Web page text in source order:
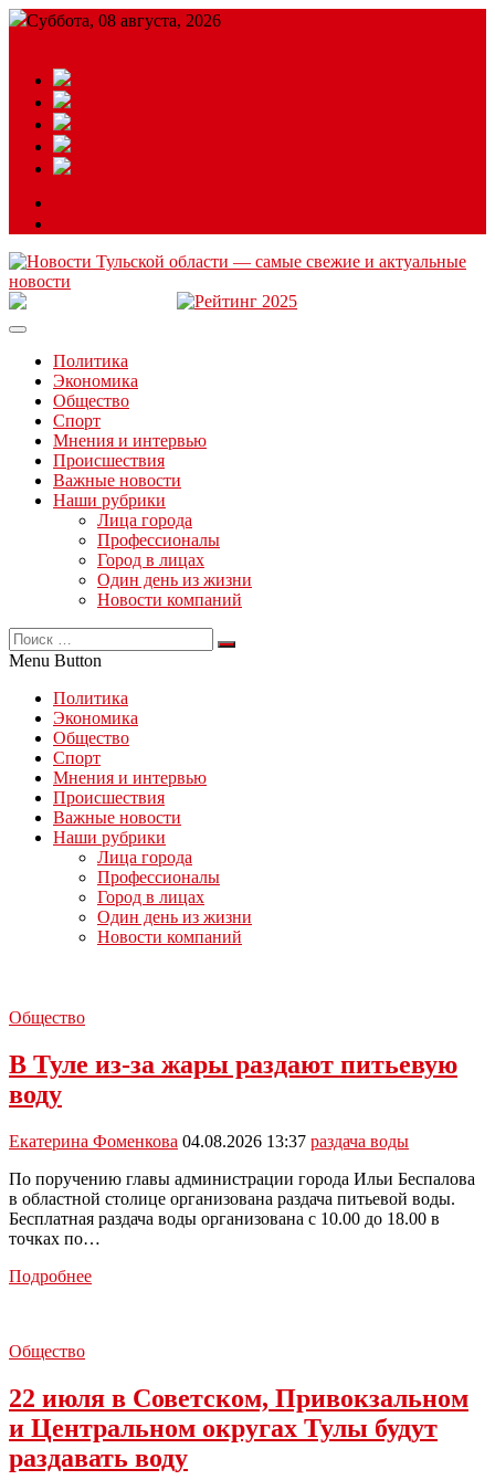
Суббота, 08 августа, 2026
Читайте последние новости дня в Тульской области на сайте
Политика
Экономика
Общество
Спорт
Мнения и интервью
Происшествия
Важные новости
Наши рубрики
Лица города
Профессионалы
Город в лицах
Один день из жизни
Новости компаний
Menu Button
Политика
Экономика
Общество
Спорт
Мнения и интервью
Происшествия
Важные новости
Наши рубрики
Лица города
Профессионалы
Город в лицах
Один день из жизни
Новости компаний
Общество
В Туле из-за жары раздают питьевую
воду
Екатерина Фоменкова 04.08.2026 13:37 раздача воды
По поручению главы администрации города Ильи Беспалова
в областной столице организована раздача питьевой воды.
Бесплатная раздача воды организована с 10.00 до 18.00 в
точках по…
ПодробнееВ
питьевую
воду
Общество
22 июля в Советском, Привокзальном
и Центральном округах Тулы будут
раздавать воду